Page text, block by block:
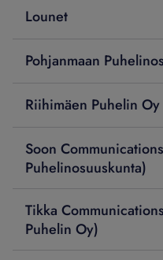
Lounet
Pohjanmaan
Riihimäen Puhelin Oy
Soon
Puhelinosuuskunta)
Tikka
Puhelin Oy)